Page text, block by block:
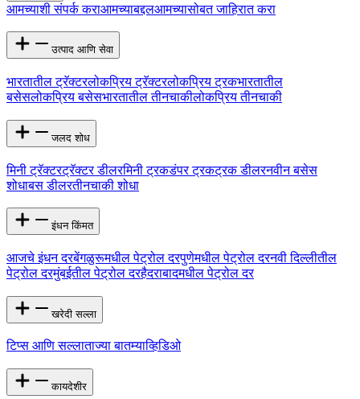
आमच्याशी संपर्क कराआमच्याबद्दलआमच्यासोबत जाहिरात करा
उत्पाद आणि सेवा
भारतातील ट्रॅक्टरलोकप्रिय ट्रॅक्टरलोकप्रिय ट्रकभारतातील
बसेसलोकप्रिय बसेसभारतातील तीनचाकीलोकप्रिय तीनचाकी
जलद शोध
मिनी ट्रॅक्टरट्रॅक्टर डीलरमिनी ट्रकडंपर ट्रकट्रक डीलरनवीन बसेस
शोधाबस डीलरतीनचाकी शोधा
इंधन किंमत
आजचे इंधन दरबेंगळुरूमधील पेट्रोल दरपुणेमधील पेट्रोल दरनवी दिल्लीतील
पेट्रोल दरमुंबईतील पेट्रोल दरहैदराबादमधील पेट्रोल दर
खरेदी सल्ला
टिप्स आणि सल्लाताज्या बातम्याव्हिडिओ
कायदेशीर